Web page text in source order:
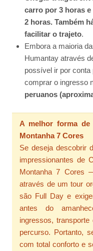
carro por 3 horas e
2 horas. Também
facilitar o trajeto.
Embora a maioria
Humantay através
possível ir por
comprar o ingresso
peruanos
A melhor forma
Montanha 7 Cores
Se deseja descobrir
impressionantes de
Montanha 7 Cores
através de um tour
são Full Day e
antes do
ingressos,
percurso. Portanto,
com total conforto e